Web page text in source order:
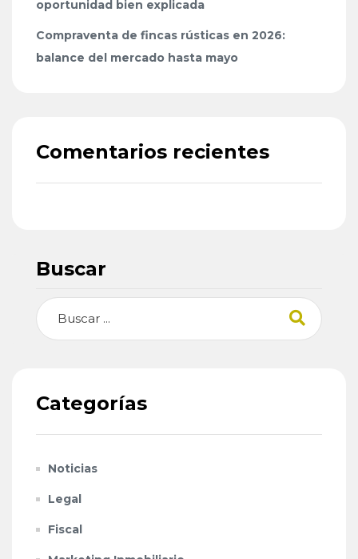
oportunidad bien explicada
Compraventa de fincas rústicas en 2026:
balance del mercado hasta mayo
Comentarios recientes
Buscar
Buscar
Categorías
Noticias
Legal
Fiscal